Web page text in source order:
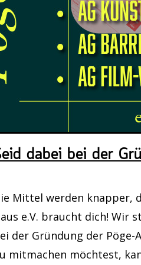
11. September
14. September
Lines & Layers
17. September
18. September
20. September
dabei bei der
Mittel werden knapper,
e.V. braucht dich! Wir
der Gründung der
mitmachen möchtest,